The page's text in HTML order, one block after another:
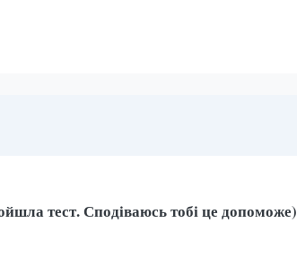
тест. Сподіваюсь тобі це допоможе)